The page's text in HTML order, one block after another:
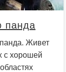
панда
Живет
с хорошей